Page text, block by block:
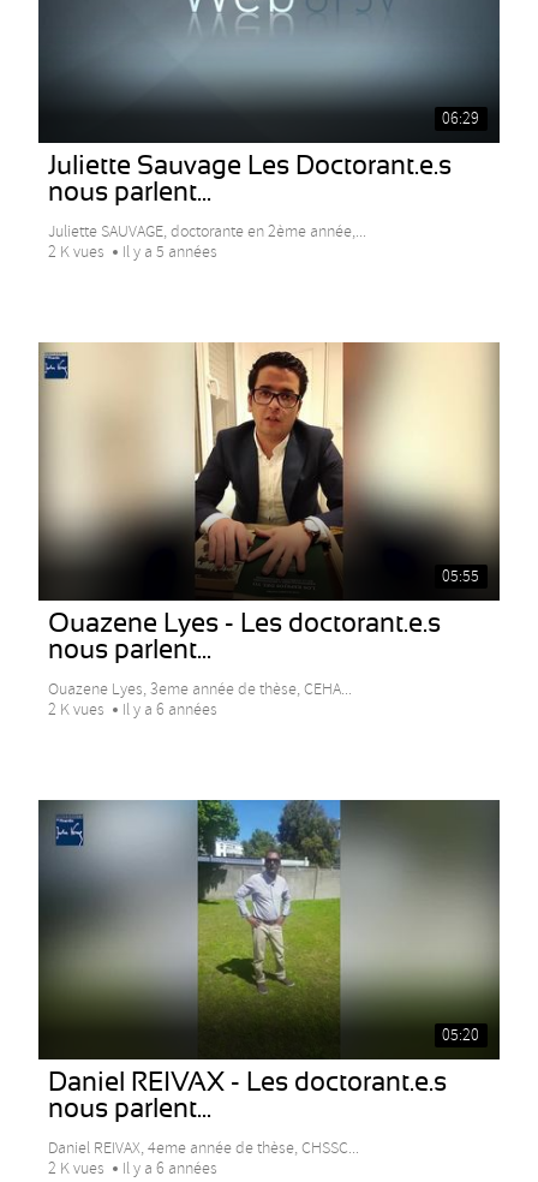
06:29
Juliette Sauvage Les Doctorant.e.s
nous parlent...
Juliette SAUVAGE, doctorante en 2ème année,...
2 K vues
Il y a 5 années
05:55
Ouazene Lyes - Les doctorant.e.s
nous parlent...
Ouazene Lyes, 3eme année de thèse, CEHA...
2 K vues
Il y a 6 années
05:20
Daniel REIVAX - Les doctorant.e.s
nous parlent...
Daniel REIVAX, 4eme année de thèse, CHSSC...
2 K vues
Il y a 6 années